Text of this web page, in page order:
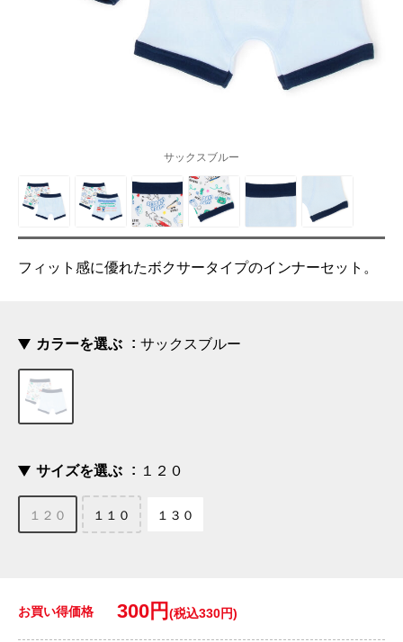
サックスブルー
フィット感に優れたボクサータイプのインナーセット。
カラーを選ぶ サックスブルー
サイズを選ぶ １２０
１２０ １１０ １３０
お買い得価格 300円 (税込330円)